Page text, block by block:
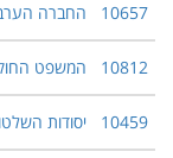
10657 החברה
10812 המשפט
10459 יסודות